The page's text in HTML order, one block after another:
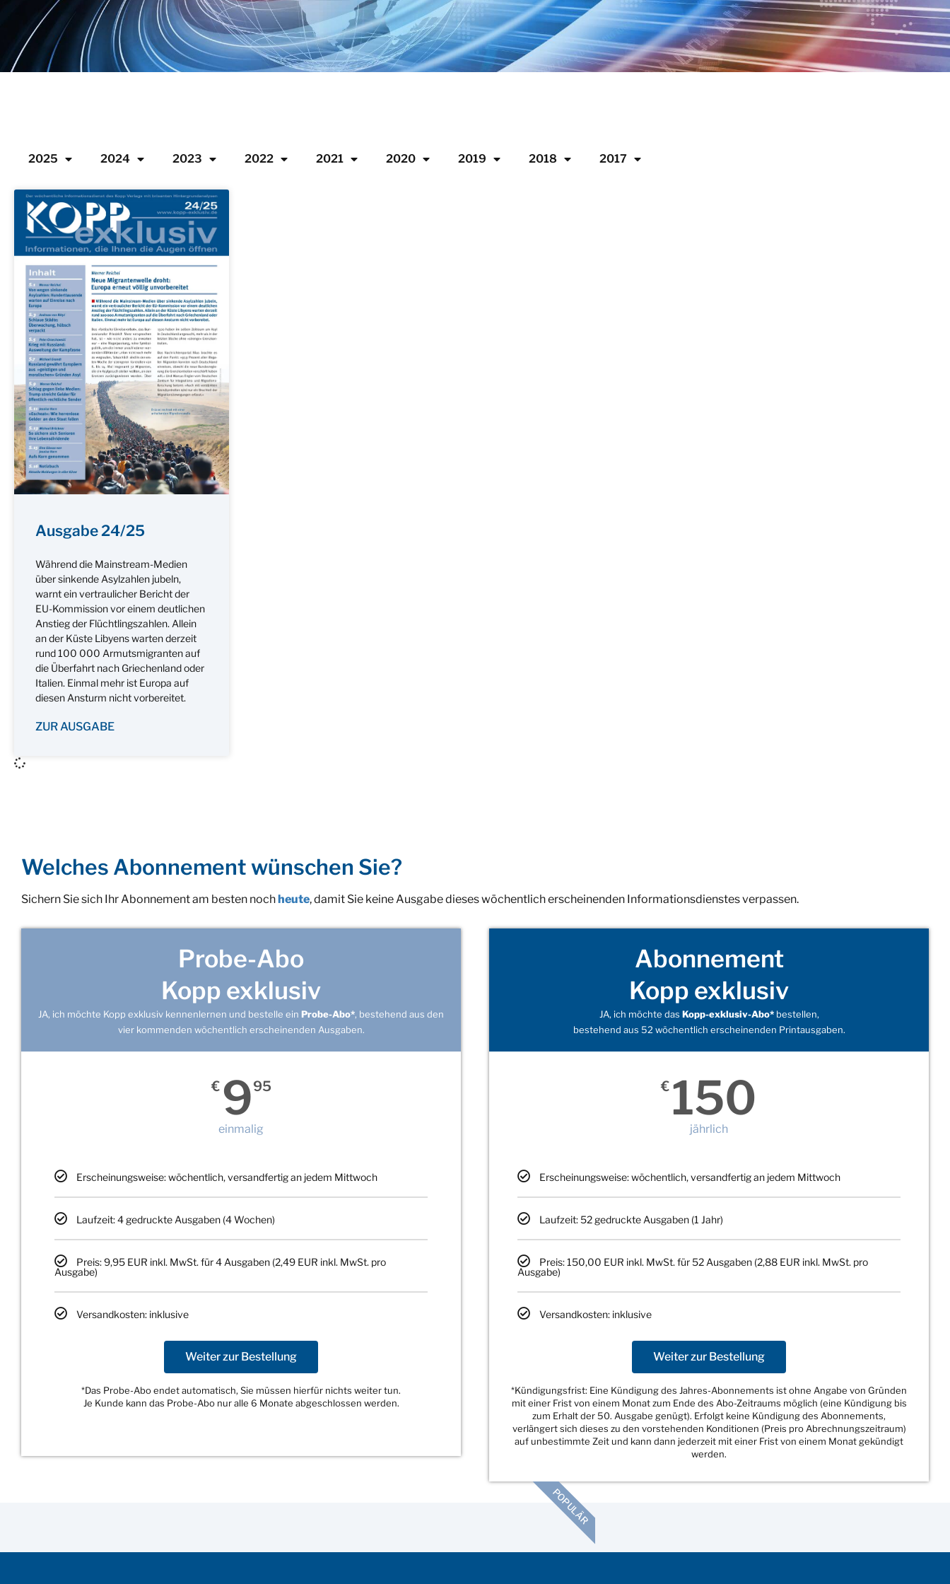
2025 2024 2023 2022 2021 2020 2019 2018 2017
Ausgabe 24/25
Während die Mainstream-Medien
über sinkende Asylzahlen jubeln,
warnt ein vertraulicher Bericht der
EU-Kommission vor einem deutlichen
Anstieg der Flüchtlingszahlen. Allein
an der Küste Libyens warten derzeit
rund 100 000 Armutsmigranten auf
die Überfahrt nach Griechenland oder
Italien. Einmal mehr ist Europa auf
diesen Ansturm nicht vorbereitet.
ZUR AUSGABE
Welches Abonnement wünschen Sie?
Sichern Sie sich Ihr Abonnement am besten nochheute, damit Sie keine Ausgabe dieses wöchentlich erscheinenden Informationsdienstes verpassen.
Probe-Abo
Kopp exklusiv
JA, ich möchte Kopp exklusiv kennenlernen und bestelle ein Probe-Abo*, bestehend aus den
vier kommenden wöchentlich erscheinenden Ausgaben.
€ 995
einmalig
Erscheinungsweise: wöchentlich, versandfertig an jedem Mittwoch
Laufzeit: 4 gedruckte Ausgaben (4 Wochen)
Preis: 9,95 EUR inkl. MwSt. für 4 Ausgaben (2,49 EUR inkl. MwSt. pro
Ausgabe)
Versandkosten: inklusive
Weiter zur Bestellung
*Das Probe-Abo endet automatisch, Sie müssen hierfür nichts weiter tun.
Je Kunde kann das Probe-Abo nur alle 6 Monate abgeschlossen werden.
Abonnement
Kopp exklusiv
JA, ich möchte das Kopp-exklusiv-Abo*bestellen,
bestehend aus 52 wöchentlich erscheinenden Printausgaben.
€ 150
jährlich
Erscheinungsweise: wöchentlich, versandfertig an jedem Mittwoch
Laufzeit: 52 gedruckte Ausgaben (1 Jahr)
Preis: 150,00 EUR inkl. MwSt. für 52 Ausgaben (2,88 EUR inkl. MwSt. pro
Ausgabe)
Versandkosten: inklusive
Weiter zur Bestellung
*Kündigungsfrist: Eine Kündigung des Jahres-Abonnements ist ohne Angabe von Gründen
mit einer Frist von einem Monat zum Ende des Abo-Zeitraums möglich (eine Kündigung bis
zum Erhalt der 50. Ausgabe genügt). Erfolgt keine Kündigung des Abonnements,
verlängert sich dieses zu den vorstehenden Konditionen (Preis pro Abrechnungszeitraum)
auf unbestimmte Zeit und kann dann jederzeit mit einer Frist von einem Monat gekündigt
werden.
POPULÄR